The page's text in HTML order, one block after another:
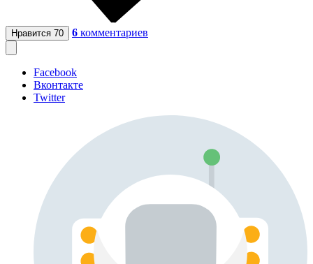
Нравится 70 6 комментариев
Facebook
Вконтакте
Twitter